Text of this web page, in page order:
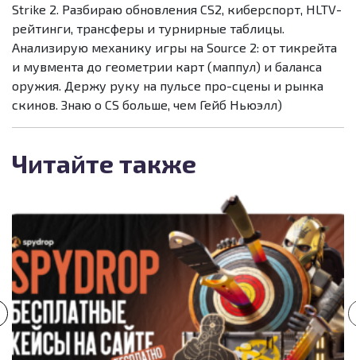
Strike 2. Разбираю обновления CS2, киберспорт, HLTV-
рейтинги, трансферы и турнирные таблицы.
Анализирую механику игры на Source 2: от тикрейта
и мувмента до геометрии карт (маппул) и баланса
оружия. Держу руку на пульсе про-сцены и рынка
скинов. Знаю о CS больше, чем Гейб Ньюэлл)
Читайте также